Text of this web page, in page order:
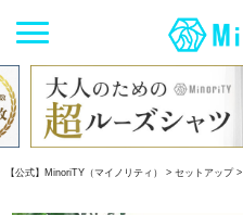
【公式】MinoriTY（マイノリティ） セットアップ